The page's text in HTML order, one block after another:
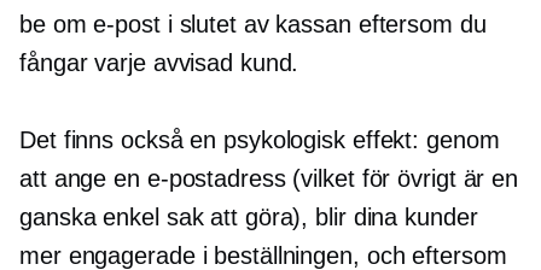
be om e-post i slutet av kassan eftersom du
fångar varje avvisad kund.
Det finns också en psykologisk effekt: genom
att ange en e-postadress (vilket för övrigt är en
ganska enkel sak att göra), blir dina kunder
mer engagerade i beställningen, och eftersom